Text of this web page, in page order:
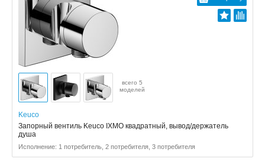
всего 5
моделей
Keuco
Запорный вентиль Keuco IXMO квадратный, вывод/держатель
душа
Исполнение: 1 потребитель, 2 потребителя, 3 потребителя